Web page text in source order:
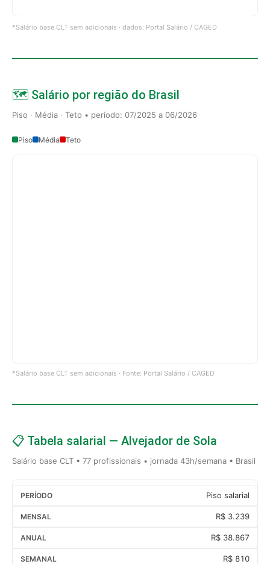
*Salário base CLT sem adicionais · dados: Portal Salário / CAGED
🗺️ Salário por região do Brasil
Piso · Média · Teto • período: 07/2025 a 06/2026
Piso Média Teto
*Salário base CLT sem adicionais · Fonte: Portal Salário / CAGED
📋 Tabela salarial — Alvejador de Sola
Salário base CLT • 77 profissionais • jornada 43h/semana • Brasil
Piso salarial
R$ 3.239
R$ 38.867
R$ 810